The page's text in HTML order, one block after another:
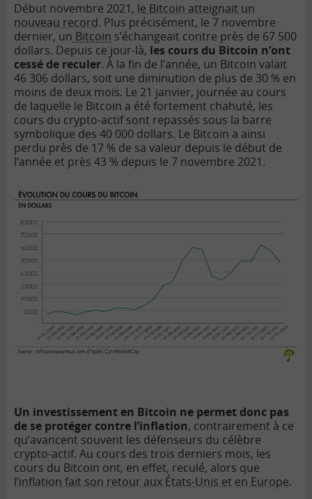
Début novembre 2021, le Bitcoin atteignait un
nouveau record. Plus précisément, le 7 novembre
dernier, un Bitcoin s’échangeait contre près de 67 500
dollars. Depuis ce jour-là, les cours du Bitcoin n’ont
cessé de reculer. À la fin de l’année, un Bitcoin valait
46 306 dollars, soit une diminution de plus de 30 % en
moins de deux mois. Le 21 janvier, journée au cours
de laquelle le Bitcoin a été fortement chahuté, les
cours du crypto-actif sont repassés sous la barre
symbolique des 40 000 dollars. Le Bitcoin a ainsi
perdu près de 17 % de sa valeur depuis le début de
l’année et près 43 % depuis le 7 novembre 2021.
Un investissement en Bitcoin ne permet donc pas
de se protéger contre l’inflation, contrairement à ce
qu’avancent souvent les défenseurs du célèbre
crypto-actif. Au cours des trois derniers mois, les
cours du Bitcoin ont, en effet, reculé, alors que
l’inflation fait son retour aux États-Unis et en Europe.